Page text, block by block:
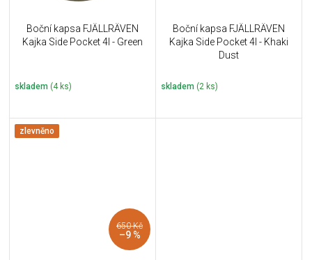
Boční kapsa FJÄLLRÄVEN
Kajka Side Pocket 4l - Green
skladem (4 ks)
Boční kapsa FJÄLLRÄVEN
Kajka Side Pocket 4l - Khaki
Dust
skladem (2 ks)
zlevněno
650 Kč
–9 %